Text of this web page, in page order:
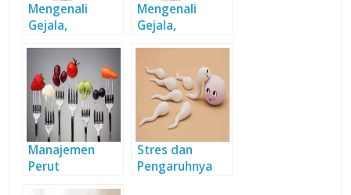
Mengenali
Gejala,
Pengobatan
Kanker Prostat
Mengenali
Gejala,
Kanker Prostat
Manajemen
Perut
Stres dan
Pengaruhnya